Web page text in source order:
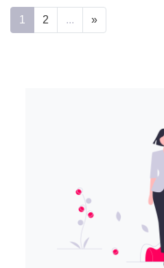
1 2 ... »